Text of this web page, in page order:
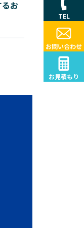
お
TEL
お問い合わせ
お見積もり